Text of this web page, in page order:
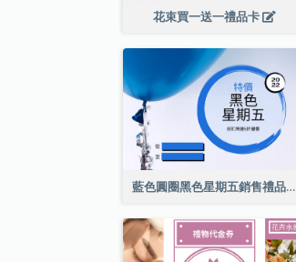
花束買一送一禮品卡
藍色圓圈黑色星期五銷售禮品卡